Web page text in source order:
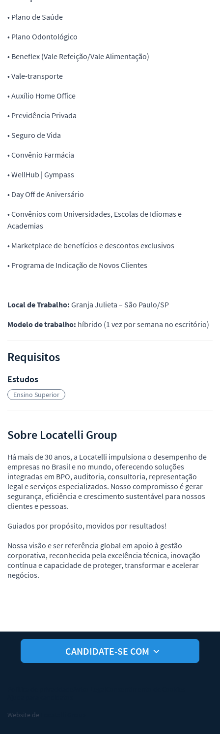
• Plano de Saúde
• Plano Odontológico
• Beneflex (Vale Refeição/Vale Alimentação)
• Vale-transporte
• Auxílio Home Office
• Previdência Privada
• Seguro de Vida
• Convênio Farmácia
• WellHub | Gympass
• Day Off de Aniversário
• Convênios com Universidades, Escolas de Idiomas e
Academias
• Marketplace de benefícios e descontos exclusivos
• Programa de Indicação de Novos Clientes
Local de Trabalho: Granja Julieta – São Paulo/SP
Modelo de trabalho: híbrido (1 vez por semana no escritório)
Requisitos
Estudos
Ensino Superior
Sobre Locatelli Group
Há mais de 30 anos, a Locatelli impulsiona o desempenho de
empresas no Brasil e no mundo, oferecendo soluções
integradas em BPO, auditoria, consultoria, representação
legal e serviços especializados. Nosso compromisso é gerar
segurança, eficiência e crescimento sustentável para nossos
clientes e pessoas.
Guiados por propósito, movidos por resultados!
Nossa visão e ser referência global em apoio à gestão
corporativa, reconhecida pela excelência técnica, inovação
contínua e capacidade de proteger, transformar e acelerar
negócios.
CANDIDATE-SE COM
Website de